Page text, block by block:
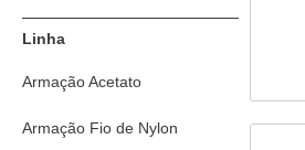
Dolce & Gabbana
Emporio Armani
Ilusion
Linha
Armação Acetato
Armação Fio de Nylon